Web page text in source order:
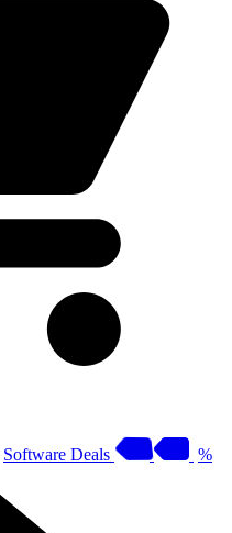
Software Deals %